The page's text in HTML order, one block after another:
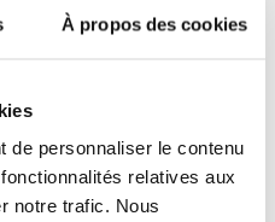
À propos des cookies
de personnaliser le contenu
relatives aux
notre trafic. Nous